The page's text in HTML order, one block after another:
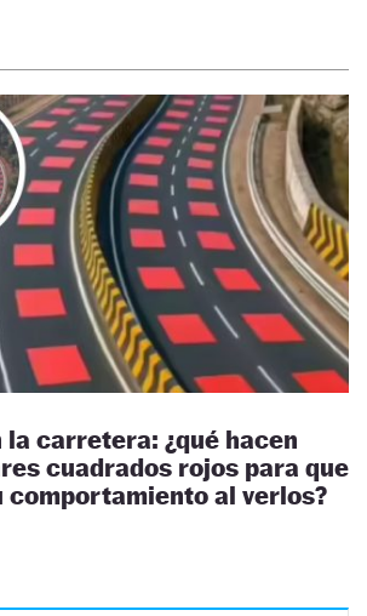
la carretera: ¿qué hacen
cuadrados rojos para que
comportamiento al verlos?